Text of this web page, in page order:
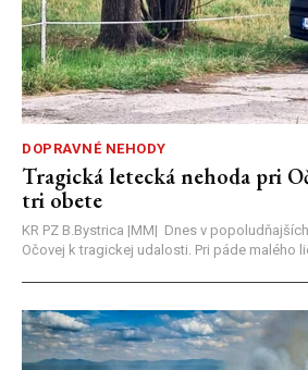
DOPRAVNÉ NEHODY
Tragická letecká nehoda pri
tri obete
KR PZ B.Bystrica |MM| Dnes v
Očovej k tragickej udalosti. Pri páde malého